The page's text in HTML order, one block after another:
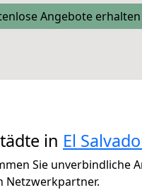
Angebote erhalten
in El
Sie unverbindliche
Netzwerkpartner.